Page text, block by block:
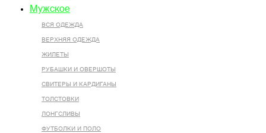
Мужское
ВСЯ ОДЕЖДА
ВЕРХНЯЯ ОДЕЖДА
ЖИЛЕТЫ
РУБАШКИ И ОВЕРШОТЫ
СВИТЕРЫ И КАРДИГАНЫ
ТОЛСТОВКИ
ЛОНГСЛИВЫ
ФУТБОЛКИ И ПОЛО